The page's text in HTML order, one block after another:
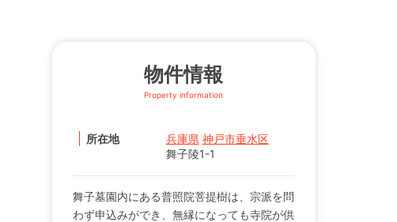
物件情報
Property information
所在地 兵庫県 神戸市垂水区
舞子陵1-1
舞子墓園内にある普照院菩提樹は、宗派を問
わず申込みができ、無縁になっても寺院が供